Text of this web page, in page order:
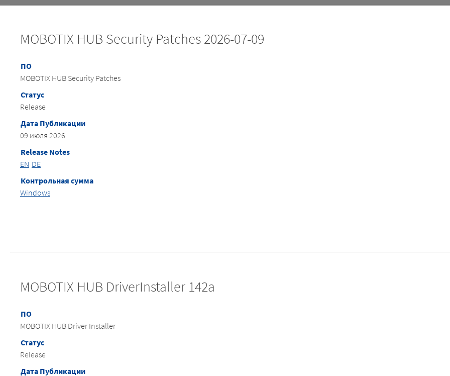
MOBOTIX HUB Security Patches 2026-07-09
ПО
MOBOTIX HUB Security Patches
Статус
Release
Дата Публикации
09 июля 2026
Release Notes
EN DE
Контрольная сумма
Windows
MOBOTIX HUB DriverInstaller 142a
ПО
MOBOTIX HUB Driver Installer
Статус
Release
Дата Публикации